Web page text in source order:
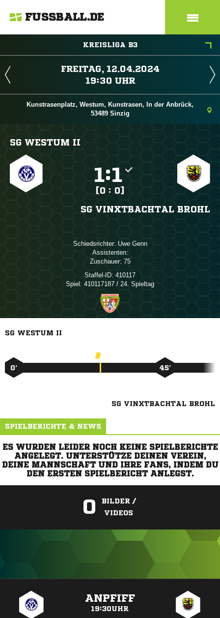
FUSSBALL.DE
KREISLIGA B3
 
 
Kunstrasenplatz, Westum, Kunstrasen, In der Anbrück,
53489 Sinzig
SG WESTUM II
:
[0 : 0]
SG VINXTBACHTAL BROHL
Schiedsrichter:  
Assistenten:
Zuschauer: 75
Staffel-ID: 410117
Spiel: 410117187 / 24. Spieltag
SG WESTUM II
0’ 45’
SG VINXTBACHTAL BROHL
SPIELBERICHTE & NEWS
ES WURDEN LEIDER NOCH KEINE SPIELBERICHTE
ANGELEGT. UNTERSTÜTZE DEINEN VEREIN,
DEINE MANNSCHAFT UND IHRE FANS, INDEM DU
DEN ERSTEN SPIELBERICHT ANLEGST.
0
BILDER /
VIDEOS
ANPFIFF
19:30UHR